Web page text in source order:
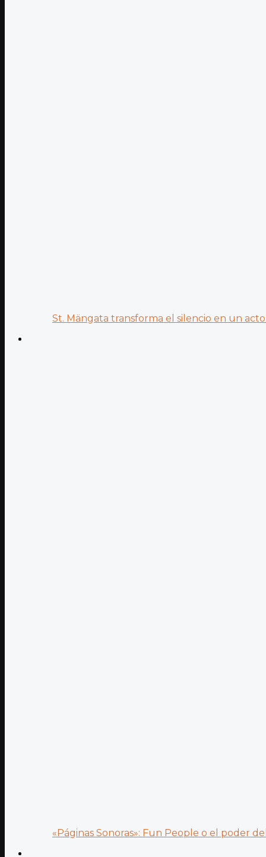
St. Mängata transforma el silencio en un
«Páginas Sonoras»: Fun People o el poder